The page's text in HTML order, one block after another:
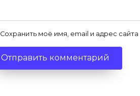
Сохранить моё имя, email и адрес